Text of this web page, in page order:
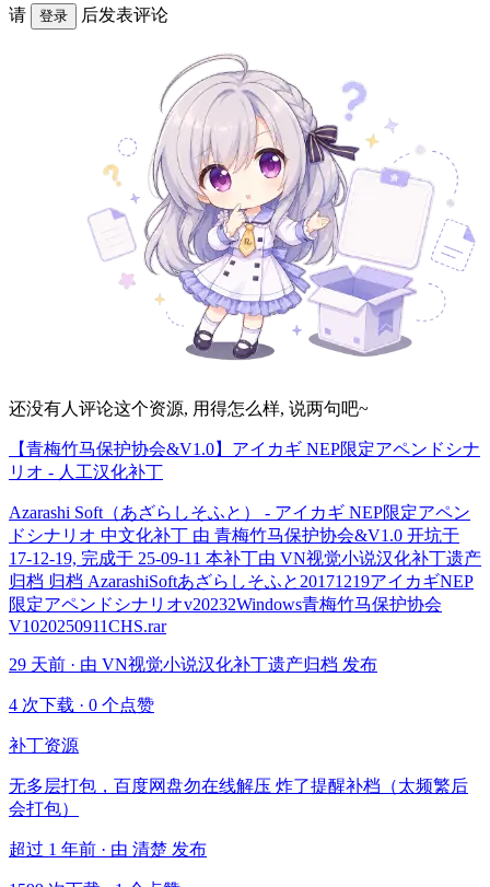
请 登录 后发表评论
还没有人评论这个资源, 用得怎么样, 说两句吧~
【青梅竹马保护协会&V1.0】アイカギ NEP限定アペンドシナ
リオ - 人工汉化补丁
Azarashi Soft（あざらしそふと） - アイカギ NEP限定アペン
ドシナリオ 中文化补丁 由 青梅竹马保护协会&V1.0 开坑于
17-12-19, 完成于 25-09-11 本补丁由 VN视觉小说汉化补丁遗产
归档 归档 AzarashiSoftあざらしそふと20171219アイカギNEP
限定アペンドシナリオv20232Windows青梅竹马保护协会
V1020250911CHS.rar
29 天前 · 由 VN视觉小说汉化补丁遗产归档 发布
4 次下载 · 0 个点赞
补丁资源
无多层打包，百度网盘勿在线解压 炸了提醒补档（太频繁后
会打包）
超过 1 年前 · 由 清楚 发布